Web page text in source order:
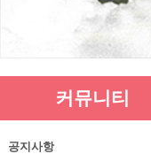
커뮤니티
공지사항